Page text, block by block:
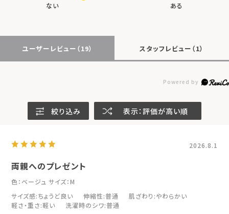
ない ある
ユーザーレビュー （19） スタッフレビュー （1）
絞り込み 表示：評価が高い順
2026.8.1
両親へのプレゼント
色：ベージュ サイズ：M
サイズ感:ちょうど良い 伸縮性:普通 肌ざわり :やわらかい
軽さ・重さ:軽い 洗濯時のシワ:普通